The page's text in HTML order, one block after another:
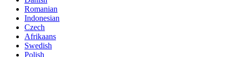
Romanian
Indonesian
Czech
Afrikaans
Swedish
Polish